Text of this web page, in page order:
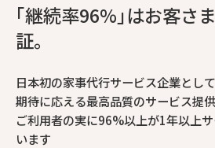
｢継続率96%｣はお客さ
証。
日本初の家事代行サービス企業とし
期待に応える最高品質のサービス提
ご利用者の実に96%以上が1年以上
います